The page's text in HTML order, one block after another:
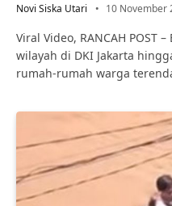
Novi Siska Utari 10 November
Viral Video, RANCAH POST
wilayah di DKI Jakarta
rumah-rumah warga